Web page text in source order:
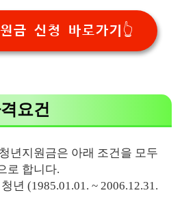
금 신청 바로가기👆
요건
년지원금은 아래 조건을 모두
로 합니다.
년 (1985.01.01. ~ 2006.12.31.